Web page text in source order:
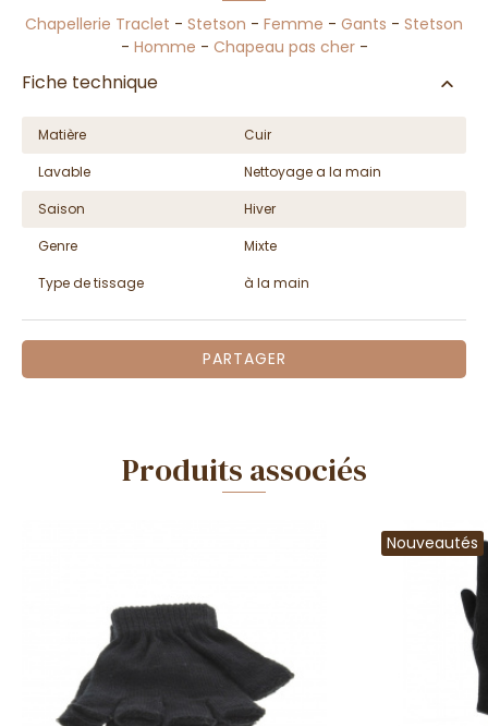
Chapellerie Traclet - Stetson - Femme - Gants - Stetson
- Homme - Chapeau pas cher-
Fiche technique
Matière
Cuir
Lavable
Nettoyage a la main
Saison
Hiver
Genre
Mixte
Type de tissage
à la main
PARTAGER
Produits associés
Nouveautés